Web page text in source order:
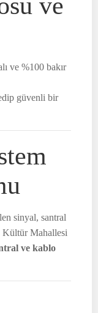
ve %100 bakır
güvenli bir
sinyal, santral
Kültür Mahallesi
ve kablo